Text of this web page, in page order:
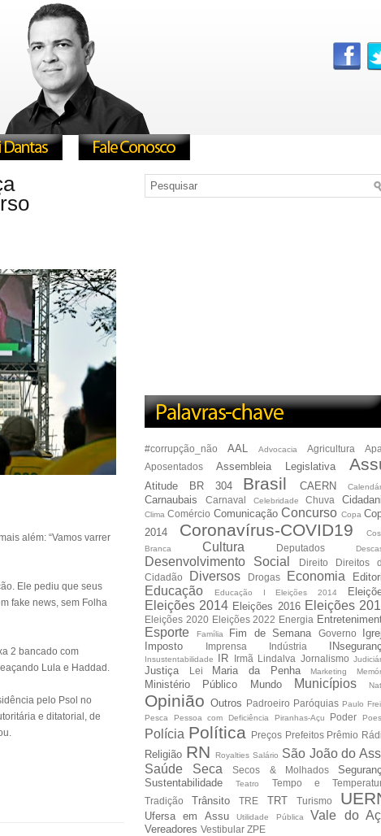
além: “Vamos varrer
Ele pediu que seus
fake news, sem Folha
2 bancado com
Lula e Haddad.
pelo Psol no
e ditatorial, de
#corrupção_não AAL Advocacia Agricultura
Aposentados
Assembleia Legislativa
Atitude BR 304 Brasil CAERN
Carnaubais Carnaval Celebridade Chuva
Clima Comércio Comunicação Concurso Copa
2014
Coronavírus-COVID19
Branca
Cultura Deputados
Desenvolvimento Social Direito
Direitos
Cidadão
Diversos Drogas Economia
Educação Educação I Eleições 2014
Eleições 2014 Eleições 2016 Eleições
Eleições 2020 Eleições 2022 Energia
Esporte Família Fim de Semana Governo
Imposto
Imprensa Indústria
Insustentabilidade IR Irmã Lindalva Jornalismo
Justiça Lei Maria da Penha Marketing
Ministério Público Mundo Municípios
Opinião Outros Padroeiro Paróquias Paulo
Pesca
Pessoa com Deficiência Piranhas-Açu Poder
Polícia Política Preços Prefeitos Prêmio
Religião RN Royalties Salário São João do
Saúde
Seca Secos & Molhados
Sustentabilidade
Teatro
Tempo e
Tradição
Trânsito TRE TRT Turismo
Ufersa em Assu Utilidade Pública Vale do
Vereadores Vestibular ZPE